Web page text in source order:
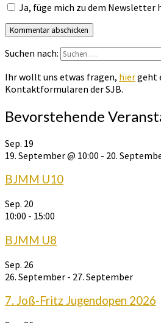
Ja, füge mich zu dem Newsletter
Suchen nach:
Ihr wollt uns etwas fragen, hiergeht
Kontaktformularen der SJB.
Bevorstehende
Sep. 19
19. September @ 10:00 - 20.
BJMM U10
Sep. 20
10:00 - 15:00
BJMM U8
Sep. 26
26. September - 27. September
7. Joß-Fritz Jugendopen 2026